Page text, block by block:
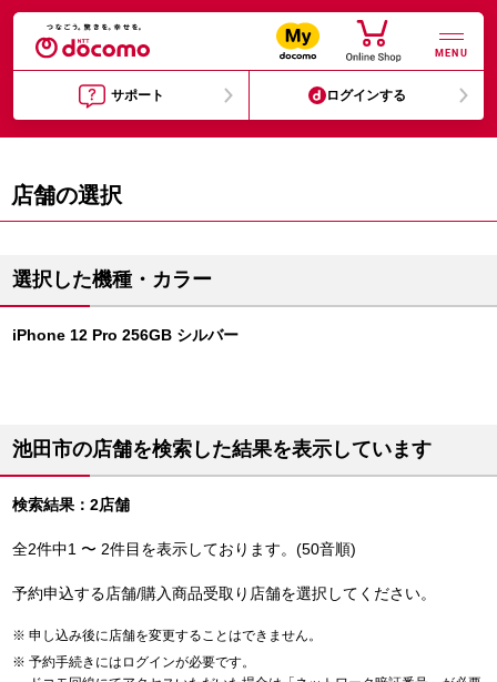
MENU
サポート ログインする
店舗の選択
選択した機種・カラー
iPhone 12 Pro 256GB シルバー
池田市の店舗を検索した結果を表示しています
検索結果：2店舗
全2件中1 〜 2件目を表示しております。(50音順)
予約申込する店舗/購入商品受取り店舗を選択してください。
申し込み後に店舗を変更することはできません。
予約手続きにはログインが必要です。